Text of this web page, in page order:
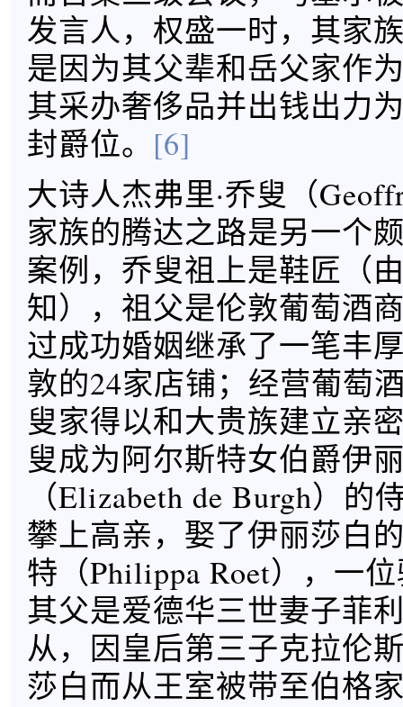
发言人，权盛一时，其家
是因为其父辈和岳父家作
其采办奢侈品并出钱出力
封爵位。 [6]
大诗人杰弗里·乔叟（
家族的腾达之路是另一个
案例，乔叟祖上是鞋匠（
知），祖父是伦敦葡萄酒
过成功婚姻继承了一笔丰
敦的24家店铺；经营葡萄
叟家得以和大贵族建立亲
叟成为阿尔斯特女伯爵伊
（Elizabeth de Burgh）的
攀上高亲，娶了伊丽莎白
特（Philippa Roet），一
其父是爱德华三世妻子菲
从，因皇后第三子克拉伦
莎白而从王室被带至伯格